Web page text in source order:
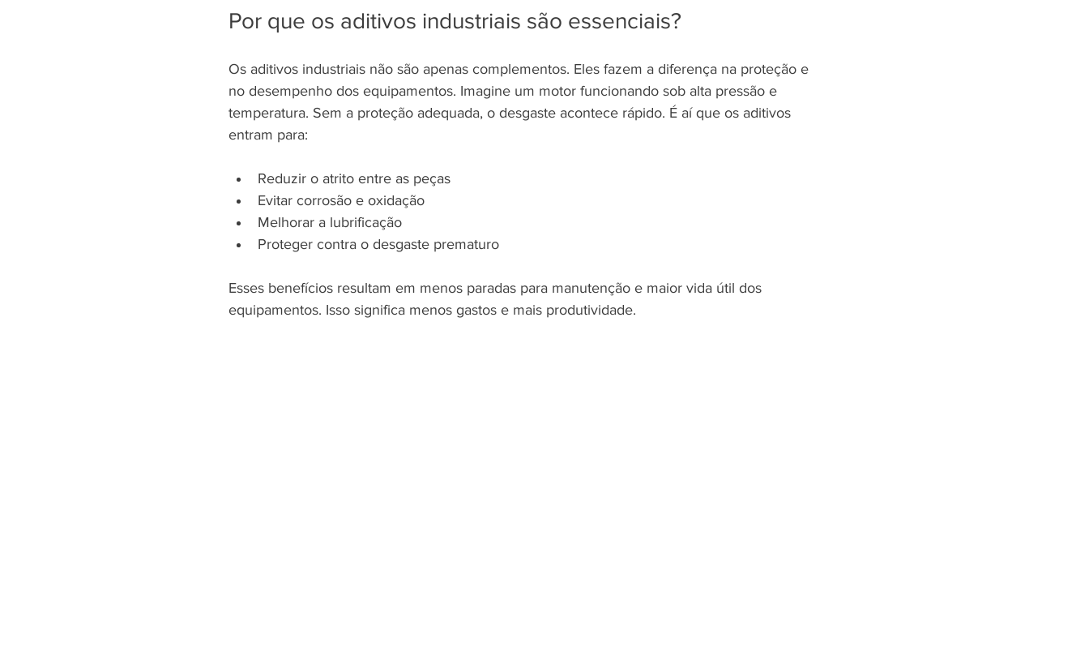
Por que os aditivos industriais são essenciais?
Os aditivos industriais não são apenas complementos. Eles fazem a diferença na proteção e
no desempenho dos equipamentos. Imagine um motor funcionando sob alta pressão e
temperatura. Sem a proteção adequada, o desgaste acontece rápido. É aí que os aditivos
entram para:
Reduzir o atrito entre as peças
Evitar corrosão e oxidação
Melhorar a lubrificação
Proteger contra o desgaste prematuro
Esses benefícios resultam em menos paradas para manutenção e maior vida útil dos
equipamentos. Isso significa menos gastos e mais produtividade.